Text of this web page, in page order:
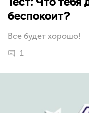
беспокоит?
Все будет хорошо!
1